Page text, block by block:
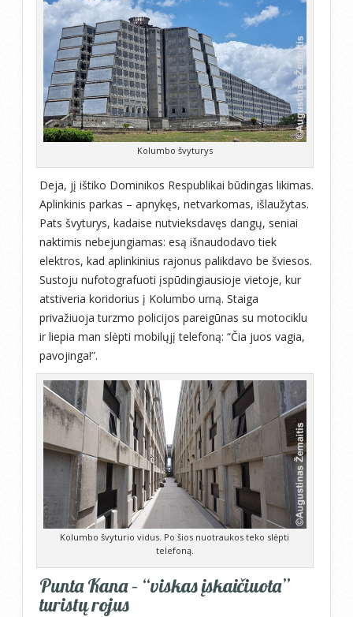
Kolumbo švyturys
Deja, jį ištiko Dominikos Respublikai būdingas likimas.
Aplinkinis parkas – apnykęs, netvarkomas, išlaužytas.
Pats švyturys, kadaise nutvieksdavęs dangų, seniai
naktimis nebejungiamas: esą išnaudodavo tiek
elektros, kad aplinkinius rajonus palikdavo be šviesos.
Sustoju nufotografuoti įspūdingiausioje vietoje, kur
atstiveria koridorius į Kolumbo urną. Staiga
privažiuoja turzmo policijos pareigūnas su motociklu
ir liepia man slėpti mobilųjį telefoną: “Čia juos vagia,
pavojinga!”.
Kolumbo švyturio vidus. Po šios nuotraukos teko slėpti
telefoną.
Punta Kana – “viskas įskaičiuota”
turistų rojus